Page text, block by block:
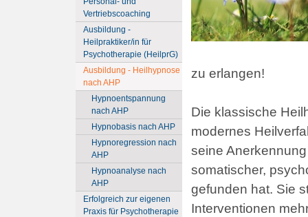
Vertriebscoaching
Ausbildung -
Heilpraktiker/in für
Psychotherapie (HeilprG)
Ausbildung - Heilhypnose
nach AHP
Hypnoentspannung
nach AHP
Hypnobasis nach AHP
Hypnoregression nach
AHP
Hypnoanalyse nach
AHP
Erfolgreich zur eigenen
Praxis für Psychotherapie
zu erlangen!
Die klassische
modernes
seine
somatischer,
gefunden hat. Sie
Interventionen